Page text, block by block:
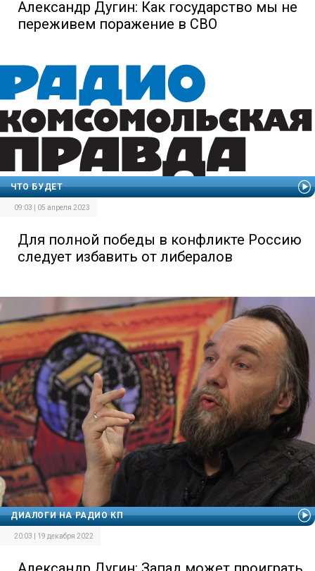
Александр Дугин: Как государство мы не
переживем поражение в СВО
ЧТО БУДЕТ
09:03 | 05 апреля 2023
Для полной победы в конфликте Россию
следует избавить от либералов
ДИАЛОГИ НА РАДИО КП
20:03 | 19 декабря 2022